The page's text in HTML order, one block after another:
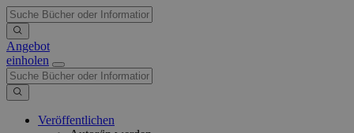
Angebot
einholen
Veröffentlichen